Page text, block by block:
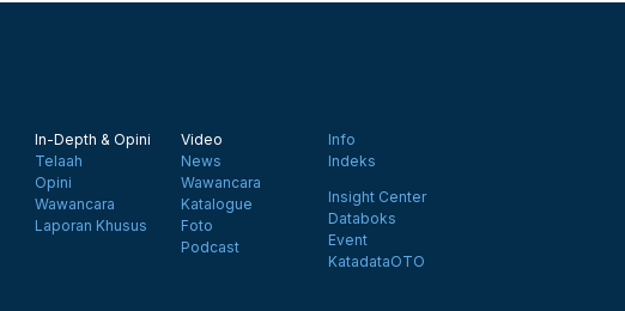
In-Depth & Opini
Telaah
Opini
Wawancara
Laporan Khusus
Video
News
Wawancara
Katalogue
Foto
Podcast
Info
Indeks
Insight Center
Databoks
Event
KatadataOTO